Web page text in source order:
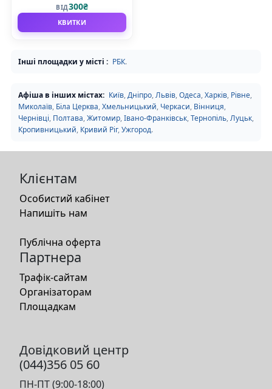
ВІД300₴
КВИТКИ
Інші площадки у місті : РБК.
Афіша в інших містах: Київ,Дніпро,Львів,Одеса,Харків, Рівне,
Миколаїв, Біла Церква,Хмельницький, Черкаси, Вінниця,
Чернівці, Полтава,Житомир,Івано-Франківськ,Тернопіль,Луцьк,
Кропивницький, Кривий Ріг,Ужгород.
Клієнтам
Особистий кабінет
Напишіть нам
Публічна оферта
Партнера
Трафік-сайтам
Організаторам
Площадкам
Довідковий центр
(044)356 05 60
ПН-ПТ (9:00-18:00)